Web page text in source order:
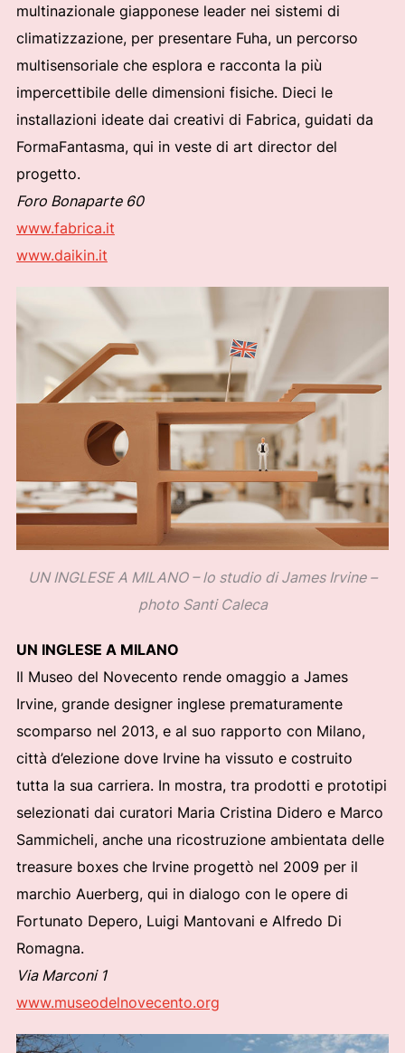
multinazionale giapponese leader nei sistemi di
climatizzazione, per presentare Fuha, un percorso
multisensoriale che esplora e racconta la più
impercettibile delle dimensioni fisiche. Dieci le
installazioni ideate dai creativi di Fabrica, guidati da
FormaFantasma, qui in veste di art director del
progetto.
Foro Bonaparte 60
www.fabrica.it
www.daikin.it
UN INGLESE A MILANO – lo studio di James Irvine –
photo Santi Caleca
UN INGLESE A MILANO
Il Museo del Novecento rende omaggio a James
Irvine, grande designer inglese prematuramente
scomparso nel 2013, e al suo rapporto con Milano,
città d’elezione dove Irvine ha vissuto e costruito
tutta la sua carriera. In mostra, tra prodotti e prototipi
selezionati dai curatori Maria Cristina Didero e Marco
Sammicheli, anche una ricostruzione ambientata delle
treasure boxes che Irvine progettò nel 2009 per il
marchio Auerberg, qui in dialogo con le opere di
Fortunato Depero, Luigi Mantovani e Alfredo Di
Romagna.
Via Marconi 1
www.museodelnovecento.org